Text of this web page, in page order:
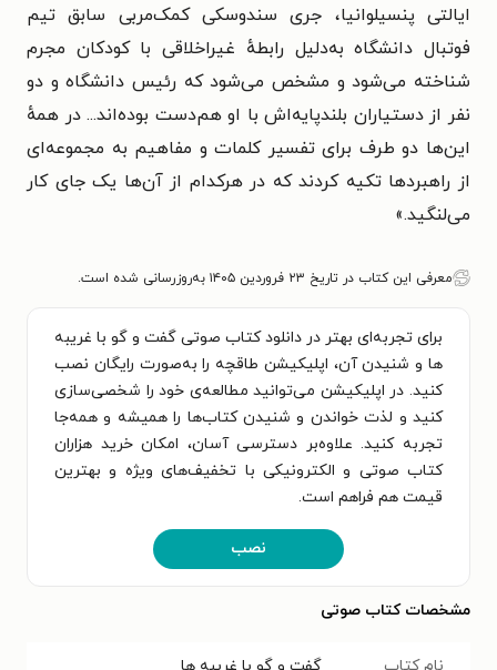
ایالتی پنسیلوانیا، جری سندوسکی کمک‌مربی سابق تیم
فوتبال دانشگاه به‌دلیل رابطهٔ غیراخلاقی با کودکان مجرم
شناخته می‌شود و مشخص می‌شود که رئیس دانشگاه و دو
نفر از دستیاران بلندپایه‌اش با او هم‌دست بوده‌اند... در همهٔ
این‌ها دو طرف برای تفسیر کلمات و مفاهیم به مجموعه‌ای
از راهبردها تکیه کردند که در هرکدام از آن‌ها یک جای کار
می‌لنگید.»
معرفی این کتاب در تاریخ ۲۳ فروردین ۱۴۰۵ به‌روزرسانی شده است.
برای تجربه‌ای بهتر در دانلود کتاب صوتی گفت‌ و گو با غریبه‌
ها و شنیدن آن، اپلیکیشن طاقچه را به‌صورت رایگان نصب
کنید. در اپلیکیشن می‌توانید مطالعه‌ی خود را شخصی‌سازی
کنید و لذت خواندن و شنیدن کتاب‌ها را همیشه و همه‌جا
تجربه کنید. علاوه‌بر دسترسی آسان، امکان خرید هزاران
کتاب صوتی و الکترونیکی با تخفیف‌های ویژه و بهترین
قیمت هم فراهم است.
نصب
مشخصات کتاب صوتی